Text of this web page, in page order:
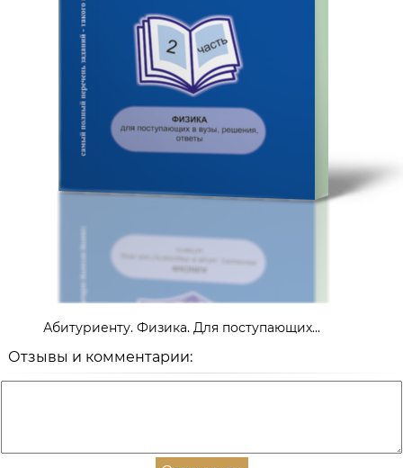
Абитуриенту. Физика. Для поступающих...
Отзывы и комментарии: